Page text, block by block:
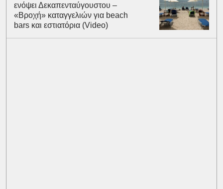
ενόψει Δεκαπενταύγουστου –
«Βροχή» καταγγελιών για beach
bars και εστιατόρια (Video)